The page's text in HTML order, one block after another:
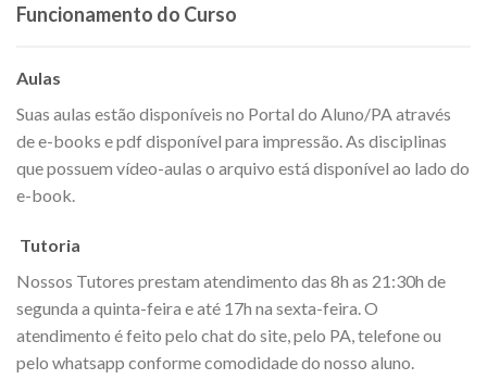
Funcionamento do Curso
Aulas
Suas aulas estão disponíveis no Portal do Aluno/PA através
de e-books e pdf disponível para impressão. As disciplinas
que possuem vídeo-aulas o arquivo está disponível ao lado do
e-book.
Tutoria
Nossos Tutores prestam atendimento das 8h as 21:30h de
segunda a quinta-feira e até 17h na sexta-feira. O
atendimento é feito pelo chat do site, pelo PA, telefone ou
pelo whatsapp conforme comodidade do nosso aluno.